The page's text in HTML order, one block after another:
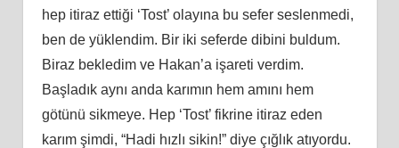
hep itiraz ettiği ‘Tost’ olayına bu sefer seslenmedi,
ben de yüklendim. Bir iki seferde dibini buldum.
Biraz bekledim ve Hakan’a işareti verdim.
Başladık aynı anda karımın hem amını hem
götünü sikmeye. Hep ‘Tost’ fikrine itiraz eden
karım şimdi, “Hadi hızlı sikin!” diye çığlık atıyordu.